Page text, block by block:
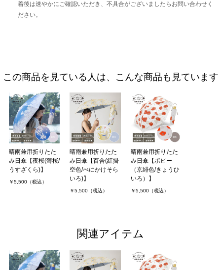
着後は速やかにご確認いただき、不具合がございましたらお問い合わせく
ださい。
この商品を見ている人は、こんな商品も見ています
晴雨兼用折りたた
み日傘【夜桜(薄桜/
うすざくら)】
￥5,500（税込）
晴雨兼用折りたた
み日傘【百合(紅掛
空色/べにかけそら
いろ)】
￥5,500（税込）
晴雨兼用折りたた
み日傘【ポピー
（京緋色/きょうひ
いろ）】
￥5,500（税込）
関連アイテム